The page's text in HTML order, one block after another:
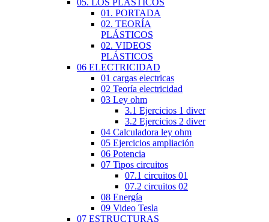
01. PORTADA
02. TEORÍA
PLÁSTICOS
02. VIDEOS
PLÁSTICOS
06 ELECTRICIDAD
01 cargas electricas
02 Teoría electricidad
03 Ley ohm
3.1 Ejercicios 1 diver
3.2 Ejercicios 2 diver
04 Calculadora ley ohm
05 Ejercicios ampliación
06 Potencia
07 Tipos circuitos
07.1 circuitos 01
07.2 circuitos 02
08 Energía
09 Video Tesla
07 ESTRUCTURAS